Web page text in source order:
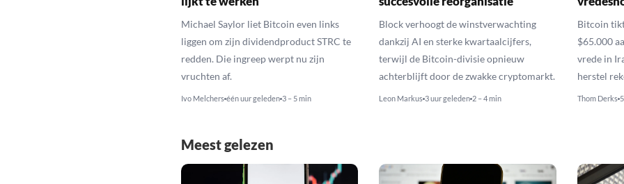
Michael Saylor liet Bitcoin even links
liggen om zijn dividendproduct STRC te
redden. Die ingreep werpt nu zijn
vruchten af.
Ivo Melchers één uur geleden 3 – 5 min
Block verhoogt de winstverwachting
dankzij AI en sterke kwartaalcijfers,
terwijl de Bitcoin-divisie opnieuw
achterblijft door de zwakke cryptomarkt.
Leon Markus 3 uur geleden 2 – 4 min
Bitcoin
$65.000
vrede in
herstel
Thom Derks
Meest gelezen